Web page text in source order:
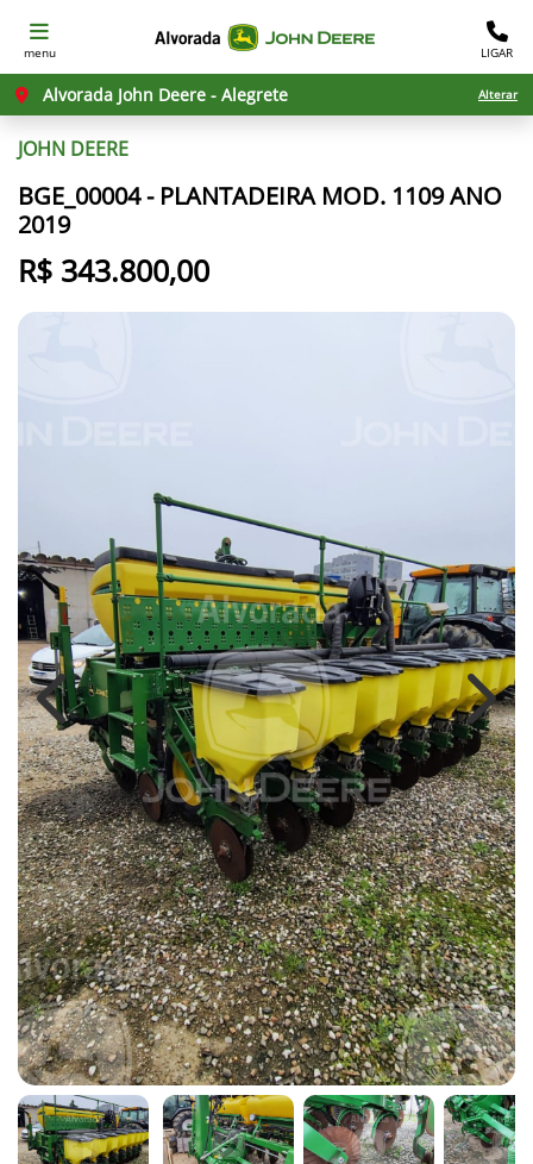
menu LIGAR
Alvorada John Deere - Alegrete Alterar
JOHN DEERE
BGE_00004 - PLANTADEIRA MOD. 1109 ANO
2019
R$ 343.800,00
Previous Next